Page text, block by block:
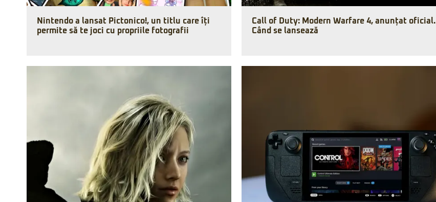
Nintendo a lansat Pictonico!, un titlu care îți
permite să te joci cu propriile fotografii
Call of Duty: Modern Warfare 4, anunțat oficial.
Când se lansează